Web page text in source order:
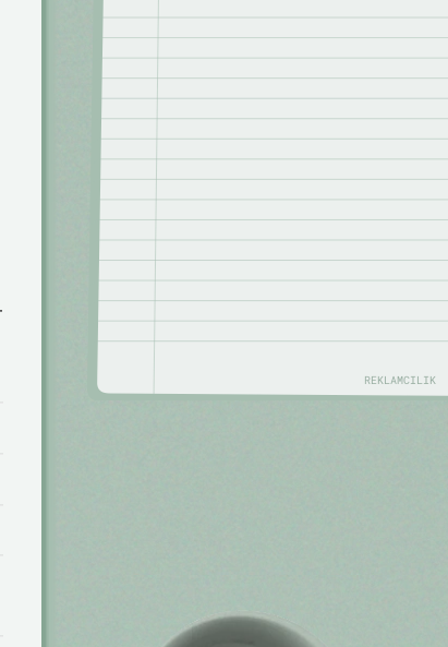
REKLAMCILIK